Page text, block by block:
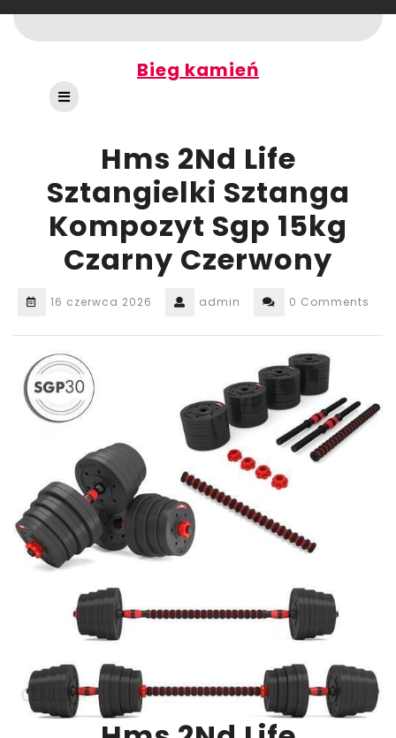
to
content
Bieg kamień
Open
Button
Hms 2Nd Life
Sztangielki Sztanga
Kompozyt Sgp 15kg
Czarny Czerwony
16 czerwca 2026 admin 0 Comments